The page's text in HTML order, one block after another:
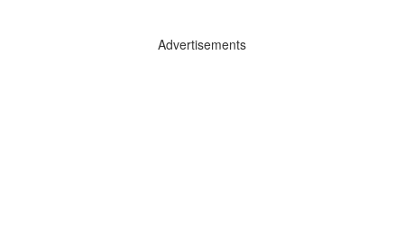
Advertisements